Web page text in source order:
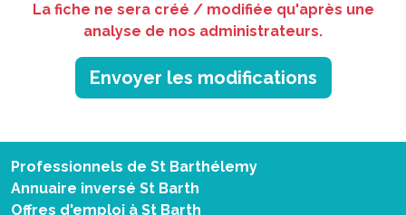
La fiche ne sera créé / modifiée qu'après une
analyse de nos administrateurs.
Envoyer les modifications
Professionnels de St Barthélemy
Annuaire inversé St Barth
Offres d'emploi à St Barth